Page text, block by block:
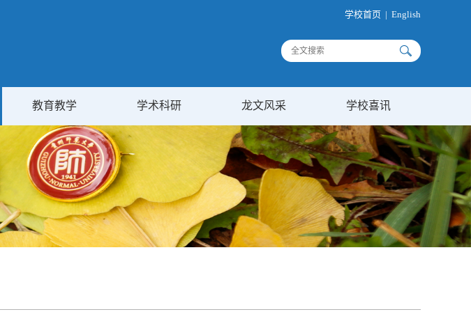
学校首页 | English
教育教学 学术科研 龙文风采 学校喜讯